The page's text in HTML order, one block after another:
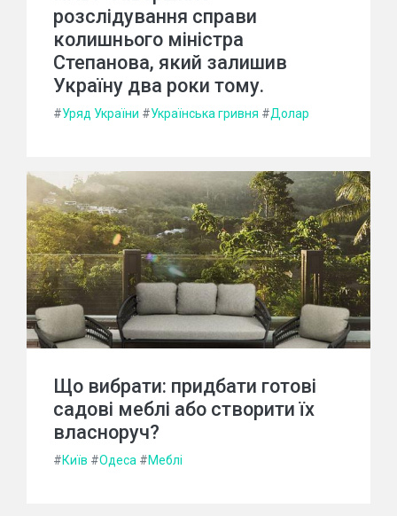
розслідування справи
колишнього міністра
Степанова, який залишив
Україну два роки тому.
#Уряд України #Українська гривня #Долар
Що вибрати: придбати готові
садові меблі або створити їх
власноруч?
#Київ #Одеса #Меблі